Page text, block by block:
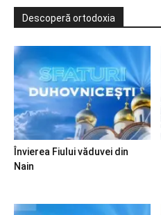
Descoperă ortodoxia
Învierea Fiului văduvei din
Nain